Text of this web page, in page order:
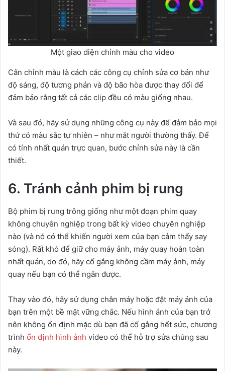
Một giao diện chỉnh màu cho video
Cân chỉnh màu là cách các công cụ chỉnh sửa cơ bản như
độ sáng, độ tương phản và độ bão hòa được thay đổi để
đảm bảo rằng tất cả các clip đều có màu giống nhau.
Và sau đó, hãy sử dụng những công cụ này để đảm bảo mọi
thứ có màu sắc tự nhiên – như mắt người thường thấy. Để
có tính nhất quán trực quan, bước chỉnh sửa này là cần
thiết.
6. Tránh cảnh phim bị rung
Bộ phim bị rung trông giống như một đoạn phim quay
không chuyên nghiệp trong bất kỳ video chuyên nghiệp
nào (và nó có thể khiến người xem của bạn cảm thấy say
sóng). Rất khó để giữ cho máy ảnh, máy quay hoàn toàn
nhất quán, do đó, hãy cố gắng không cầm máy ảnh, máy
quay nếu bạn có thể ngăn được.
Thay vào đó, hãy sử dụng chân máy hoặc đặt máy ảnh của
bạn trên một bề mặt vững chắc. Nếu hình ảnh của bạn trở
nên không ổn định mặc dù bạn đã cố gắng hết sức, chương
trình ổn định hình ảnh video có thể hỗ trợ sửa chúng sau
này.